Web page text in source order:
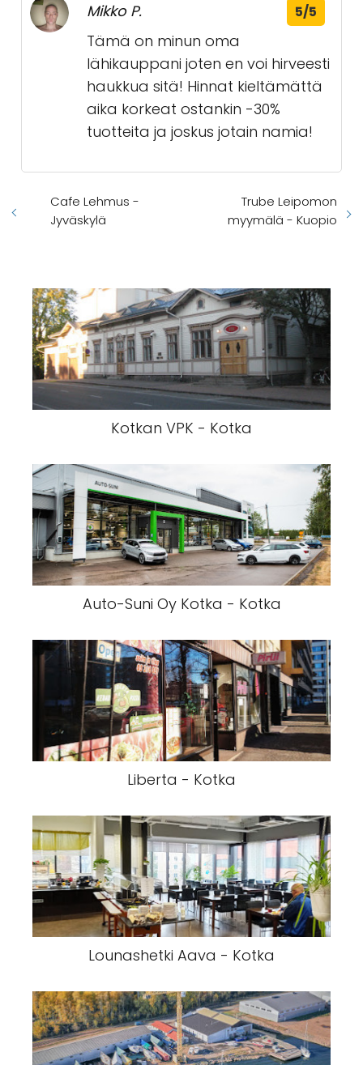
Mikko P. 5/5
Tämä on minun oma
lähikauppani joten en voi hirveesti
haukkua sitä! Hinnat kieltämättä
aika korkeat ostankin -30%
tuotteita ja joskus jotain namia!
Cafe Lehmus -
Jyväskylä
Trube Leipomon
myymälä - Kuopio
Kotkan VPK - Kotka
Auto-Suni Oy Kotka - Kotka
Liberta - Kotka
Lounashetki Aava - Kotka